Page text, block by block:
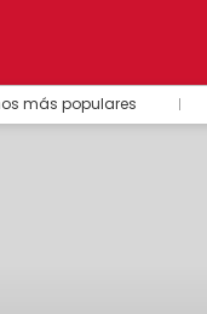
más populares